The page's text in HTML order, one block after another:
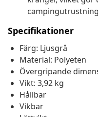
Specifikationer
Färg: Ljusgrå
Material: Polyeten
Övergripande
Vikt: 3,92 kg
Hållbar
Vikbar